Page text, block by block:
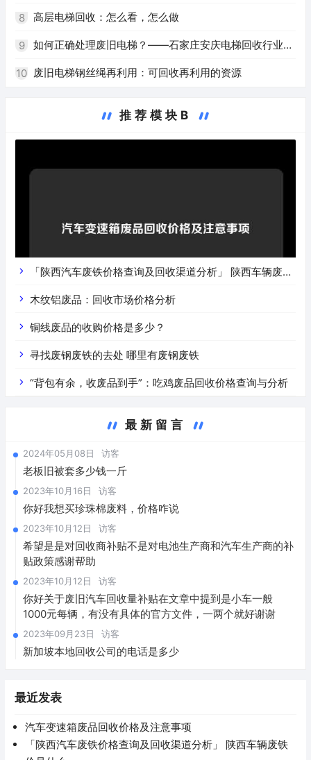
8 高层电梯回收：怎么看，怎么做
9 如何正确处理废旧电梯？——石家庄安庆电梯回收行业解
析
10 废旧电梯钢丝绳再利用：可回收再利用的资源
推荐模块B
「陕西汽车废铁价格查询及回收渠道分析」 陕西车辆废铁
价是什么
木纹铝废品：回收市场价格分析
铜线废品的收购价格是多少？
寻找废钢废铁的去处 哪里有废钢废铁
“背包有余，收废品到手”：吃鸡废品回收价格查询与分析
最新留言
2024年05月08日 访客
老板旧被套多少钱一斤
2023年10月16日 访客
你好我想买珍珠棉废料，价格咋说
2023年10月12日 访客
希望是是对回收商补贴不是对电池生产商和汽车生产商的补
贴政策感谢帮助
2023年10月12日 访客
你好关于废旧汽车回收量补贴在文章中提到是小车一般
1000元每辆，有没有具体的官方文件，一两个就好谢谢
2023年09月23日 访客
新加坡本地回收公司的电话是多少
最近发表
汽车变速箱废品回收价格及注意事项
「陕西汽车废铁价格查询及回收渠道分析」 陕西车辆废铁